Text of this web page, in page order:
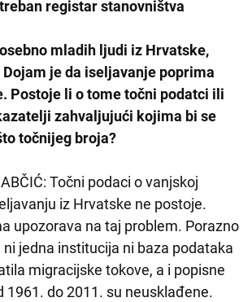
registar stanovništva
mladih ljudi iz Hrvatske,
Dojam je da iseljavanje poprima
Postoje li o tome točni podatci ili
zahvaljujući kojima bi se
točnijeg broja?
Točni podaci o vanjskoj
iz Hrvatske ne postoje.
upozorava na taj problem. Porazno
jedna institucija ni baza podataka
migracijske tokove, a i popisne
1961. do 2011. su neusklađene.